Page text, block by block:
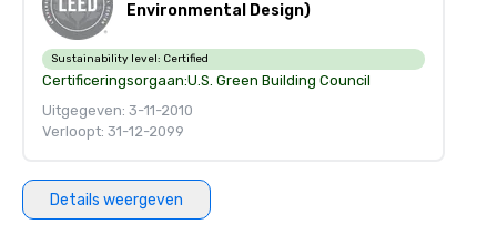
Environmental Design)
Sustainability level: Certified
Certificeringsorgaan:U.S. Green Building Council
Uitgegeven: 3-11-2010
Verloopt: 31-12-2099
Details weergeven